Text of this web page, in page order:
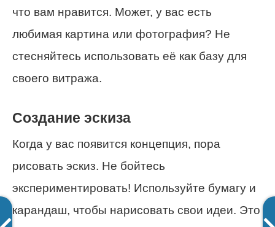
что вам нравится. Может, у вас есть
любимая картина или фотография? Не
стесняйтесь использовать её как базу для
своего витража.
Создание эскиза
Когда у вас появится концепция, пора
рисовать эскиз. Не бойтесь
экспериментировать! Используйте бумагу и
карандаш, чтобы нарисовать свои идеи. Это